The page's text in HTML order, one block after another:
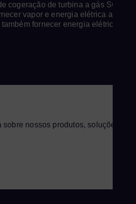
cogeração de turbina a gás SGT-
vapor e energia elétrica ao seu
fornecer energia elétrica
nossos produtos, soluções e